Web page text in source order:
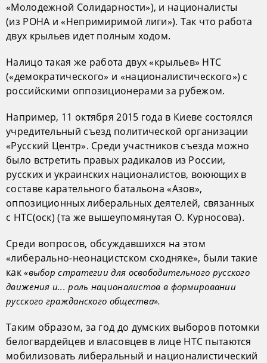
«Молодежной Солидарности»), и националисты
(из РОНА и «Непримиримой лиги»). Так что работа
двух крыльев идет полным ходом.
Налицо такая же работа двух «крыльев» НТС
(«демократического» и «националистического») с
российскими оппозиционерами за рубежом.
Например, 11 октября 2015 года в Киеве состоялся
учредительный съезд политической организации
«Русский Центр». Среди участников съезда можно
было встретить правых радикалов из России,
русских и украинских националистов, воюющих в
составе карательного батальона «Азов»,
оппозиционных либеральных деятелей, связанных
с НТС(оск) (та же вышеупомянутая О. Курносова).
Среди вопросов, обсуждавшихся на этом
«либерально-неонацистском сходняке», были такие
как«выбор стратегии для освободительного русского
движения и... роль националистов в формировании
русского гражданского общества».
Таким образом, за год до думских выборов потомки
белогвардейцев и власовцев в лице НТС пытаются
мобилизовать либеральный и националистический